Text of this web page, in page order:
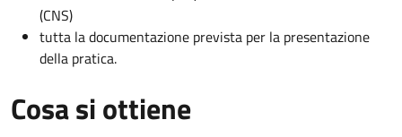
(CNS)
tutta la documentazione prevista per la presentazione
della pratica.
Cosa si ottiene